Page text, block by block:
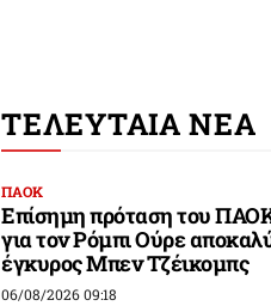
ΤΕΛΕΥΤΑΙΑ ΝΕΑ
ΠΑΟΚ
Επίσημη πρόταση του ΠΑΟΚ
για τον Ρόμπι Ούρε
έγκυρος Μπεν Τζέικομπς
06/08/2026 09:18